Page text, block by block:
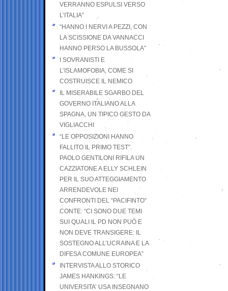
VERRANNO ESPULSI VERSO
L’ITALIA”
“HANNO I NERVI A PEZZI, CON
LA SCISSIONE DA VANNACCI
HANNO PERSO LA BUSSOLA”
I SOVRANISTI E
L’ISLAMOFOBIA, COME SI
COSTRUISCE IL NEMICO
IL MISERABILE SGARBO DEL
GOVERNO ITALIANO ALLA
SPAGNA, UN TIPICO GESTO DA
VIGLIACCHI
“LE OPPOSIZIONI HANNO
FALLITO IL PRIMO TEST”.
PAOLO GENTILONI RIFILA UN
CAZZIATONE A ELLY SCHLEIN
PER IL SUO ATTEGGIAMENTO
ARRENDEVOLE NEI
CONFRONTI DEL “PACIFINTO”
CONTE: “CI SONO DUE TEMI
SUI QUALI IL PD NON PUÒ E
NON DEVE TRANSIGERE: IL
SOSTEGNO ALL’UCRAINA E LA
DIFESA COMUNE EUROPEA”
INTERVISTA ALLO STORICO
JAMES HANKINGS: “LE
UNIVERSITA’ USA INSEGNANO